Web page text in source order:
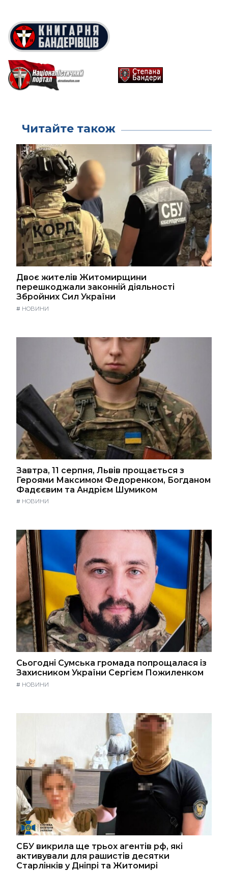
Читайте також
Двоє жителів Житомирщини
перешкоджали законній діяльності
Збройних Сил України
# НОВИНИ
Завтра, 11 серпня, Львів прощається з
Героями Максимом Федоренком, Богданом
Фадєєвим та Андрієм Шумиком
# НОВИНИ
Сьогодні Сумська громада попрощалася із
Захисником України Сергієм Пожиленком
# НОВИНИ
СБУ викрила ще трьох агентів рф, які
активували для рашистів десятки
Старлінків у Дніпрі та Житомирі